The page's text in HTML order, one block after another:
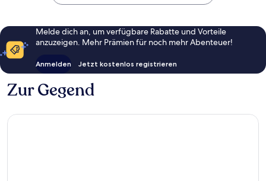
Melde dich an, um verfügbare Rabatte und Vorteile
anzuzeigen. Mehr Prämien für noch mehr Abenteuer!
Anmelden Jetzt kostenlos registrieren
Zur Gegend